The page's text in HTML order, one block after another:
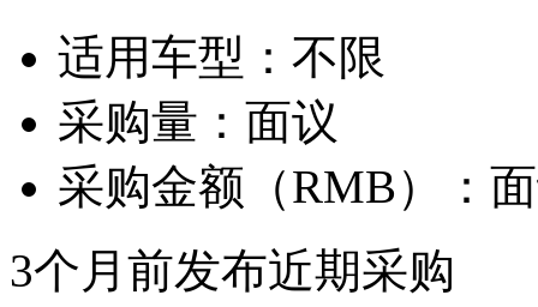
适用车型： 不限
采购量： 面议
采购金额（RMB）：
3个月前发布近期采购